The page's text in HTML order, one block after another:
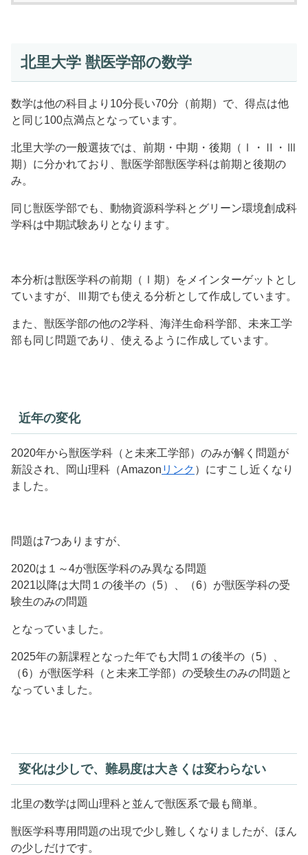
北里大学 獣医学部の数学
数学は他の科目より10分長い70分（前期）で、得点は他
と同じ100点満点となっています。
北里大学の一般選抜では、前期・中期・後期（Ⅰ・Ⅱ・Ⅲ
期）に分かれており、獣医学部獣医学科は前期と後期の
み。
同じ獣医学部でも、動物資源科学科とグリーン環境創成科
学科は中期試験ありとなります。
本分析は獣医学科の前期（Ⅰ期）をメインターゲットとし
ていますが、Ⅲ期でも使える分析として作成しています。
また、獣医学部の他の2学科、海洋生命科学部、未来工学
部も同じ問題であり、使えるように作成しています。
近年の変化
2020年から獣医学科（と未来工学部）のみが解く問題が
新設され、岡山理科（Amazon リンク ）にすこし近くなり
ました。
問題は7つありますが、
2020は１～4が獣医学科のみ異なる問題
2021以降は大問１の後半の（5）、（6）が獣医学科の受
験生のみの問題
となっていました。
2025年の新課程となった年でも大問１の後半の（5）、
（6）が獣医学科（と未来工学部）の受験生のみの問題と
なっていました。
変化は少しで、難易度は大きくは変わらない
北里の数学は岡山理科と並んで獣医系で最も簡単。
獣医学科専用問題の出現で少し難しくなりましたが、ほん
の少しだけです。